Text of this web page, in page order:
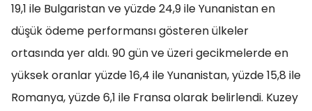
19,1 ile Bulgaristan ve yüzde 24,9 ile Yunanistan en
düşük ödeme performansı gösteren ülkeler
ortasında yer aldı. 90 gün ve üzeri gecikmelerde en
yüksek oranlar yüzde 16,4 ile Yunanistan, yüzde 15,8 ile
Romanya, yüzde 6,1 ile Fransa olarak belirlendi. Kuzey